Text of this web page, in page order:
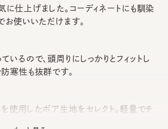
仕上げました。コーディネートにも馴染
お使いいただけます。
いるので、頭周りにしっかりとフィットし
寒性も抜群です。
使用したボア生地をセレクト。軽量でチ